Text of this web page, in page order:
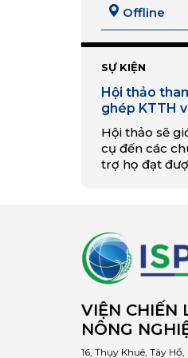
Offline
SỰ KIỆN
Hội thảo
ghép KTTH
ngành nông
Hội thảo sẽ
cụ đến các
trợ họ đạt
VIỆN CHIẾN
NÔNG
16, Thụy Khuê, Tây Hồ,